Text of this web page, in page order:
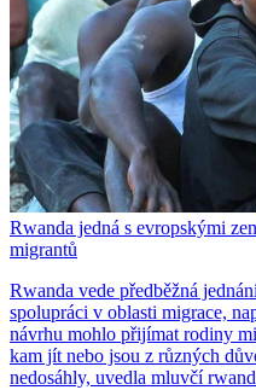
Rwanda jedná s evropskými
migrantů
Rwanda vede předběžná
spolupráci v oblasti migrace,
návrhu mohlo přijímat rodiny
kam jít nebo jsou z různých
nedosáhly, uvedla mluvčí